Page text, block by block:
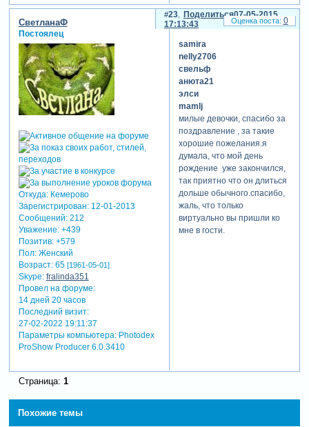
Поделиться
23
07-05-2015
17:13:43
СветланаФ
Постоялец
Откуда:Кемерово
Зарегистрирован: 12-01-2013
Сообщений:212
Уважение: +439
Позитив: +579
Пол:Женский
Возраст:65 [1961-05-01]
Skype: fralinda351
Провел на форуме:
14 дней 20 часов
Последний визит:
27-02-2022 19:11:37
Параметры компьютера:Photodex
ProShow Producer 6.0.3410
samira
nelly2706
свельф
анюта21
элси
mamlj
милые девочки, спасибо за
поздравление , за такие
хорошие пожелания.я
думала, что мой день
рождение уже закончился,
так приятно что он длиться
дольше обычного.спасибо,
жаль, что только
виртуально вы пришли ко
мне в гости.
0
Страница: 1
Похожие темы